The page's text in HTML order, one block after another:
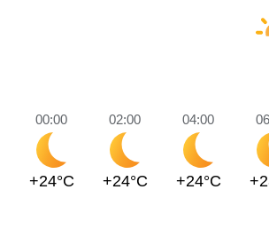
00:00
+24°C
02:00
+24°C
04:00
+24°C